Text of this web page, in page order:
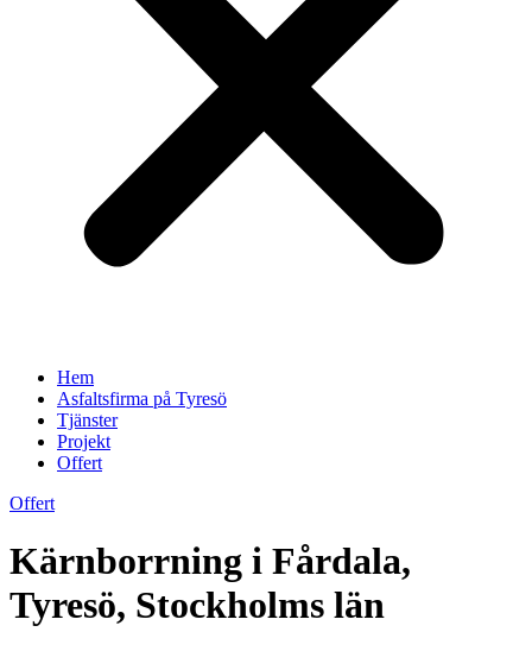
Hem
Asfaltsfirma på Tyresö
Tjänster
Projekt
Offert
Offert
Kärnborrning i Fårdala,
Tyresö, Stockholms län